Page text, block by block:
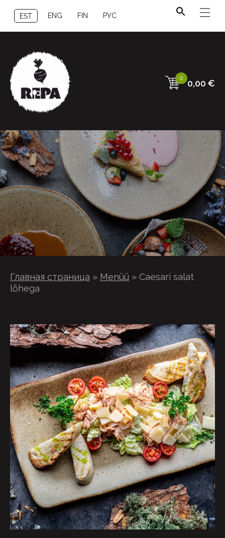
EST ENG FIN РУС
0 0,00 €
Главная страница » Menüü » Caesari salat
lõhega